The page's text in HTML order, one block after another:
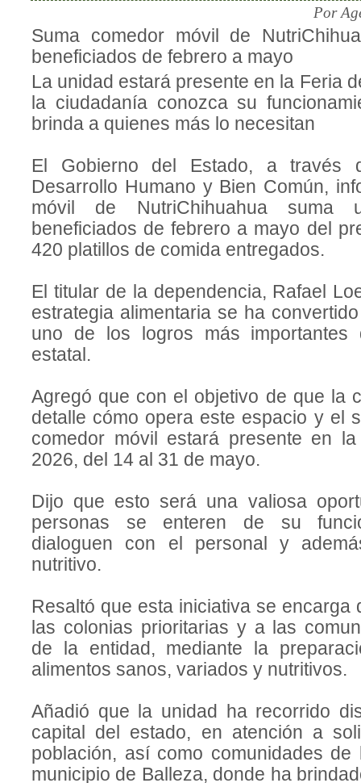
Por
Suma comedor móvil de
beneficiados de febrero a mayo
La unidad estará presente en la Feria
la ciudadanía conozca su
brinda a quienes más lo necesitan
El Gobierno del Estado, a través
Desarrollo Humano y Bien Común,
móvil de NutriChihuahua
beneficiados de febrero a mayo del
420 platillos de comida entregados.
El titular de la dependencia, Rafael
estrategia alimentaria se ha
uno de los logros más importantes
estatal.
Agregó que con el objetivo de que la
detalle cómo opera este espacio y el
comedor móvil estará presente en
2026, del 14 al 31 de mayo.
Dijo que esto será una valiosa
personas se enteren de su
dialoguen con el personal y
nutritivo.
Resaltó que esta iniciativa se encarga
las colonias prioritarias y a las
de la entidad, mediante la
alimentos sanos, variados y nutritivos.
Añadió que la unidad ha recorrido
capital del estado, en atención a
población, así como comunidades
municipio de Balleza, donde ha